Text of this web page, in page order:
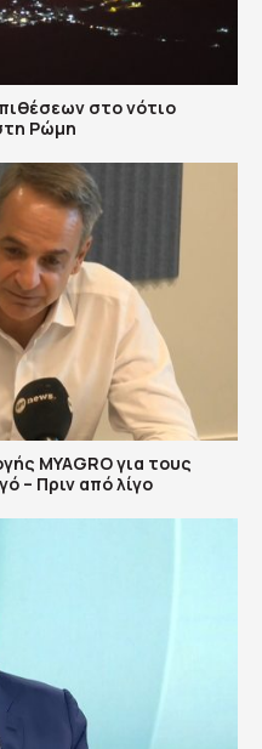
στο νότιο
Ρώμη
MYAGRO για τους
– Πριν από λίγο